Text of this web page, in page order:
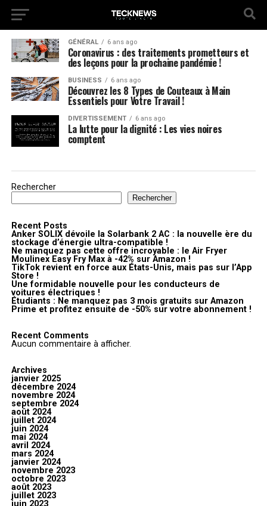
GÉNÉRAL 6 ans ago
Coronavirus : des traitements prometteurs et
des leçons pour la prochaine pandémie !
BUSINESS 6 ans ago
Découvrez les 8 Types de Couteaux à Main
Essentiels pour Votre Travail !
DIVERTISSEMENT 6 ans ago
La lutte pour la dignité : Les vies noires
comptent
Rechercher
Rechercher
Recent Posts
Anker SOLIX dévoile la Solarbank 2 AC : la nouvelle ère du
stockage d’énergie ultra-compatible !
Ne manquez pas cette offre incroyable : le Air Fryer
Moulinex Easy Fry Max à -42% sur Amazon !
TikTok revient en force aux États-Unis, mais pas sur l’App
Store !
Une formidable nouvelle pour les conducteurs de
voitures électriques !
Étudiants : Ne manquez pas 3 mois gratuits sur Amazon
Prime et profitez ensuite de -50% sur votre abonnement !
Recent Comments
Aucun commentaire à afficher.
Archives
janvier 2025
décembre 2024
novembre 2024
septembre 2024
août 2024
juillet 2024
juin 2024
mai 2024
avril 2024
mars 2024
janvier 2024
novembre 2023
octobre 2023
août 2023
juillet 2023